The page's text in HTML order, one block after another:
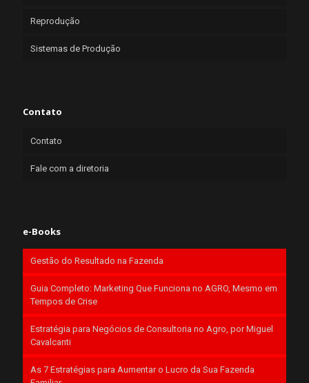
Reprodução
Sistemas de Produção
Contato
Contato
Fale com a diretoria
e-Books
Gestão do Resultado na Fazenda
Guia Completo: Marketing Que Funciona no AGRO, Mesmo em
Tempos de Crise
Estratégia para Negócios de Consultoria no Agro, por Miguel
Cavalcanti
As 7 Estratégias para Aumentar o Lucro da Sua Fazenda